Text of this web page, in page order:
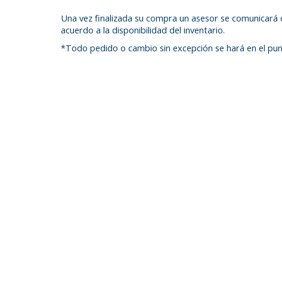
Una vez finalizada su compra un asesor se
acuerdo a la disponibilidad del inventario.
*Todo pedido o cambio sin excepción se hará en el